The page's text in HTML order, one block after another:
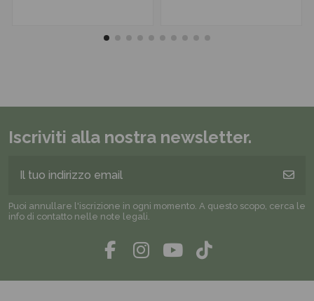
Iscriviti alla nostra newsletter.
Puoi annullare l'iscrizione in ogni momento. A questo scopo, cerca le
info di contatto nelle note legali.